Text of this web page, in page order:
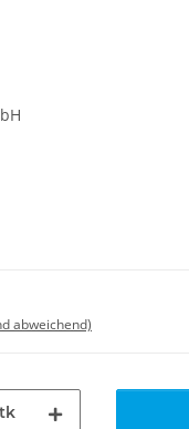
abweichend)